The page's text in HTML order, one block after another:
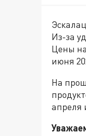
Из-за
Цены
июня
На
апреля